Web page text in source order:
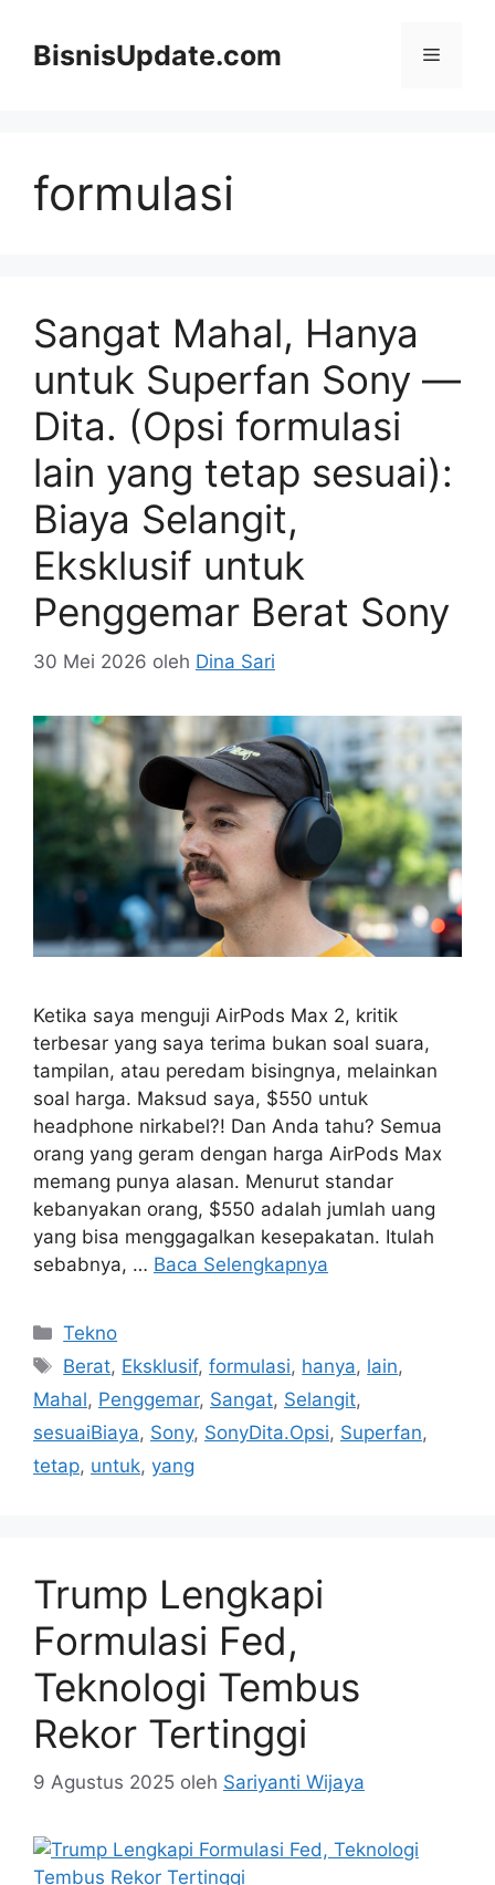
BisnisUpdate.com Menu
formulasi
Sangat Mahal, Hanya
untuk Superfan Sony —
Dita. (Opsi formulasi
lain yang tetap sesuai):
Biaya Selangit,
Eksklusif untuk
Penggemar Berat Sony
30 Mei 2026 oleh Dina Sari
Ketika saya menguji AirPods Max 2, kritik
terbesar yang saya terima bukan soal suara,
tampilan, atau peredam bisingnya, melainkan
soal harga. Maksud saya, $550 untuk
headphone nirkabel?! Dan Anda tahu? Semua
orang yang geram dengan harga AirPods Max
memang punya alasan. Menurut standar
kebanyakan orang, $550 adalah jumlah uang
yang bisa menggagalkan kesepakatan. Itulah
sebabnya, … Baca Selengkapnya
Kategori
Tekno
Tag
Berat, Eksklusif,formulasi, hanya, lain,
Mahal, Penggemar, Sangat, Selangit,
sesuaiBiaya, Sony, SonyDita.Opsi, Superfan,
tetap, untuk, yang
Trump Lengkapi
Formulasi Fed,
Teknologi Tembus
Rekor Tertinggi
9 Agustus 2025 oleh Sariyanti Wijaya